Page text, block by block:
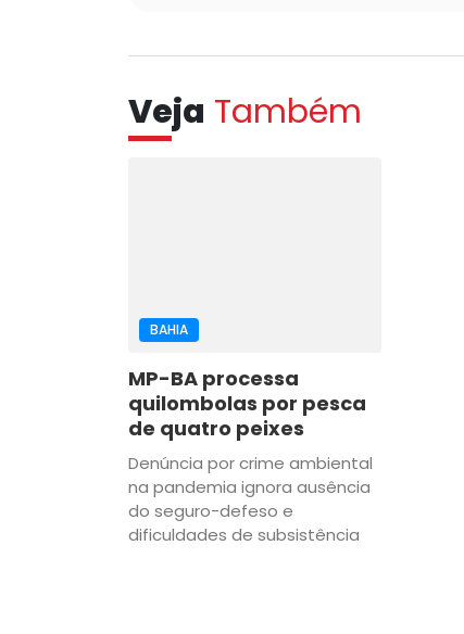
Veja Também
BAHIA
MP-BA processa
quilombolas por pesca
de quatro peixes
Denúncia por crime ambiental
na pandemia ignora ausência
do seguro-defeso e
dificuldades de subsistência